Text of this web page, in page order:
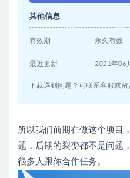
其他信息
有效期 永久有效
最近更新 2021年06
下载遇到问题？可联系客服或留
所以我们前期在做这个项目
题，后期的裂变都不是问题
很多人跟你合作任务。